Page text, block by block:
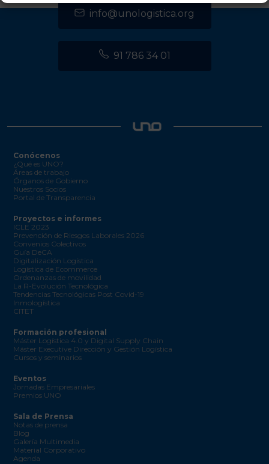
info@unologistica.org
91 786 34 01
Conócenos
¿Qué es UNO?
Áreas de trabajo
Órganos de Gobierno
Nuestros Socios
Portal de Transparencia
Proyectos e informes
ICLE 2023
Prevención de Riesgos Laborales 2026
Convenios Colectivos
Guía DeCA
Digitalización Logística
Logística de Ecommerce
Ordenanzas de movilidad
La R-Evolución Tecnológica
Tendencias Tecnológicas Post Covid-19
Inmologística
CITET
Formación profesional
Máster Logística 4.0 y Digital Supply Chain
Máster Executive Dirección y Gestión Logística
Cursos y seminarios
Eventos
Jornadas Empresariales
Premios UNO
Sala de Prensa
Notas de prensa
Blog
Galería Multimedia
Material Corporativo
Agenda